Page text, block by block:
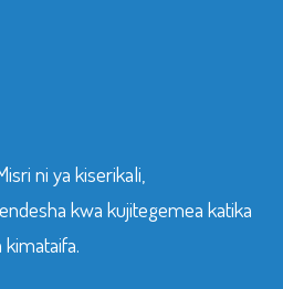
ni ya kiserikali,
kwa kujitegemea katika
kimataifa.